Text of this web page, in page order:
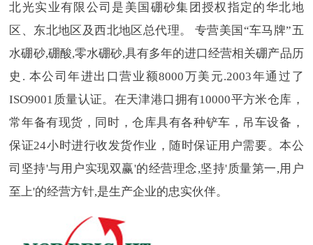
北光实业有限公司是美国硼砂集团授权指定的华北地
区、东北地区及西北地区总代理。 专营美国“车马牌”五
水硼砂,硼酸,零水硼砂,具有多年的进口经营相关硼产品历
史. 本公司年进出口营业额8000万美元.2003年通过了
ISO9001质量认证。在天津港口拥有10000平方米仓库，
常年备有现货，同时，仓库具有各种铲车，吊车设备，
保证24小时进行收发货作业，随时保证用户需要。本公
司坚持'与用户实现双赢'的经营理念,坚持'质量第一,用户
至上'的经营方针,是生产企业的忠实伙伴。